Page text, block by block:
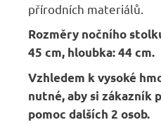
přírodních materiálů.
Rozměry nočního
45 cm, hloubka: 44 cm.
Vzhledem k vysoké
nutné, aby si zákazník
pomoc dalších 2 osob.